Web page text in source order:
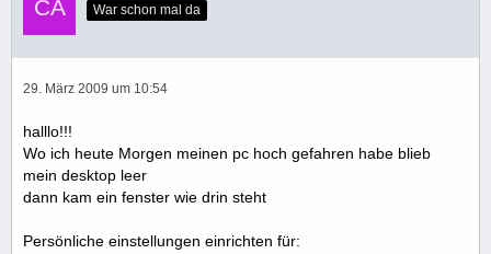
War schon mal da
29. März 2009 um 10:54
halllo!!!
Wo ich heute Morgen meinen pc hoch gefahren habe blieb
mein desktop leer
dann kam ein fenster wie drin steht
Persönliche einstellungen einrichten für: